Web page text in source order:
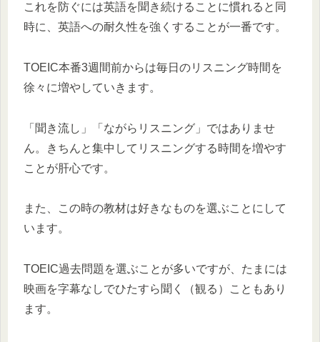
これを防ぐには英語を聞き続けることに慣れると同
時に、英語への耐久性を強くすることが一番です。
TOEIC本番3週間前からは毎日のリスニング時間を
徐々に増やしていきます。
「聞き流し」「ながらリスニング」ではありませ
ん。きちんと集中してリスニングする時間を増やす
ことが肝心です。
また、この時の教材は好きなものを選ぶことにして
います。
TOEIC過去問題を選ぶことが多いですが、たまには
映画を字幕なしでひたすら聞く（観る）こともあり
ます。